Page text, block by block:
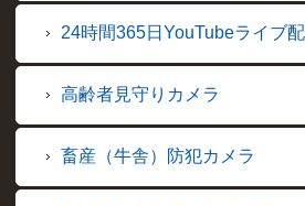
24時間365日YouTubeライブ
高齢者見守りカメラ
畜産（牛舎）防犯カメラ